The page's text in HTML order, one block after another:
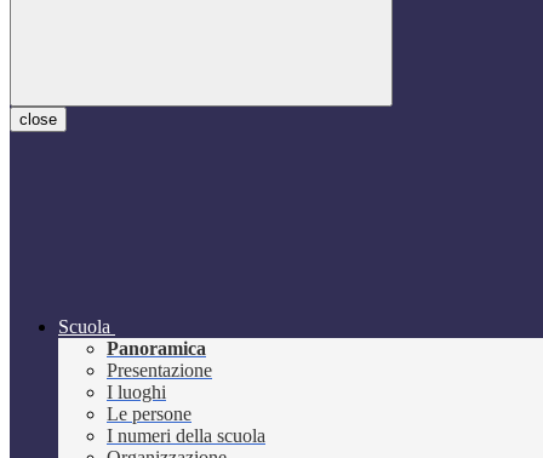
close
Scuola
Panoramica
Presentazione
I luoghi
Le persone
I numeri della scuola